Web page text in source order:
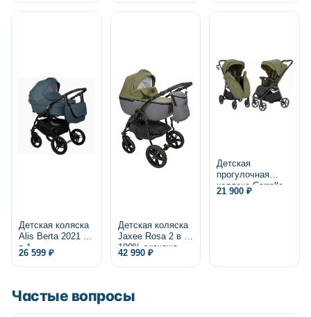
Детская коляска
Alis Berta 2021 2
в 1
26 599 ₽
Детская коляска
Jaxee Rosa 2 в 1,
100% экокожа
42 990 ₽
Детская
прогулочная
коляска Carrello
Bravo Lite CRL-
21 900 ₽
Частые вопросы